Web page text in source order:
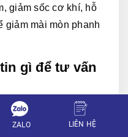
giảm sốc cơ khí, hỗ
giảm mài mòn phanh
gì để tư vấn
cần nâng, kích thước
ZALO LIÊN HỆ